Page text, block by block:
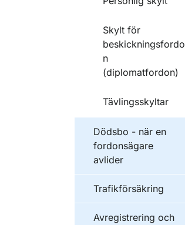
Skylt för
beskickningsfordo
n
(diplomatfordon)
Tävlingsskyltar
Dödsbo - när en
fordonsägare
avlider
Trafikförsäkring
Avregistrering och